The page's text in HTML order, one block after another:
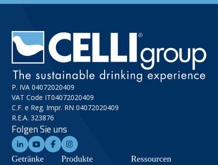
P. IVA 04072020409
VAT Code IT04072020409
C.F. e Reg. Impr. RN 04072020409
R.E.A. 323876
Folgen Sie uns
Getränke Produkte Ressourcen